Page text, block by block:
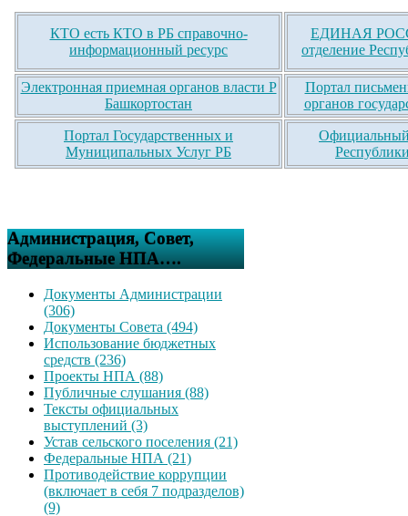
КТО есть КТО в РБ справочно-
информационный ресурс
ЕДИНАЯ
отделение
Электронная приемная органов власти Р
Башкортостан
Портал
органов
Портал Государственных и
Муниципальных Услуг РБ
Официальный
Администрация, Совет,
Федеральные НПА….
Документы Администрации
(306)
Документы Совета (494)
Использование бюджетных
средств (236)
Проекты НПА (88)
Публичные слушания (88)
Тексты официальных
выступлений (3)
Устав сельского поселения (21)
Федеральные НПА (21)
Противодействие коррупции
(включает в себя 7 подразделов)
(9)